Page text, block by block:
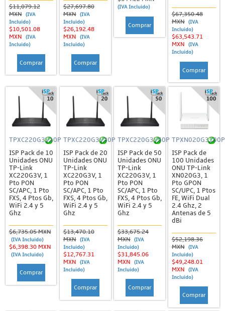
$11,079.12
MXN
(IVA
Incluido)
$10,501.08
MXN
(IVA
Incluido)
Comprar
$27,697.80
MXN
(IVA
Incluido)
$26,192.48
MXN
(IVA
Incluido)
Comprar
(IVA Incluido)
Comprar
$67,350.48
MXN
(IVA
Incluido)
$63,543.71
MXN
(IVA
Incluido)
Comprar
TPXC220G3V10P
ISP Pack de 10
Unidades ONU
TP-Link
XC220G3V, 1
Pto PON
SC/APC, 1 Pto
FXS, 4 Ptos Gb,
WiFi 2.4 y 5
Ghz
$6,735.05 MXN
(IVA Incluido)
$6,398.30 MXN
(IVA Incluido)
Comprar
TPXC220G3V20P
ISP Pack de 20
Unidades ONU
TP-Link
XC220G3V, 1
Pto PON
SC/APC, 1 Pto
FXS, 4 Ptos Gb,
WiFi 2.4 y 5
Ghz
$13,470.10
MXN
(IVA
Incluido)
$12,767.31
MXN
(IVA
Incluido)
Comprar
TPXC220G3V50P
ISP Pack de 50
Unidades ONU
TP-Link
XC220G3V, 1
Pto PON
SC/APC, 1 Pto
FXS, 4 Ptos Gb,
WiFi 2.4 y 5
Ghz
$33,675.24
MXN
(IVA
Incluido)
$31,845.06
MXN
(IVA
Incluido)
Comprar
TPXN020G3100P
ISP Pack de
100 Unidades
ONU TP-Link
XN020G3, 1
Pto GPON
SC/UPC, 1 Ptos
FE, WiFi Dual
2.4 Ghz, 2
Antenas de 5
dBi
$52,198.36
MXN
(IVA
Incluido)
$49,248.01
MXN
(IVA
Incluido)
Comprar